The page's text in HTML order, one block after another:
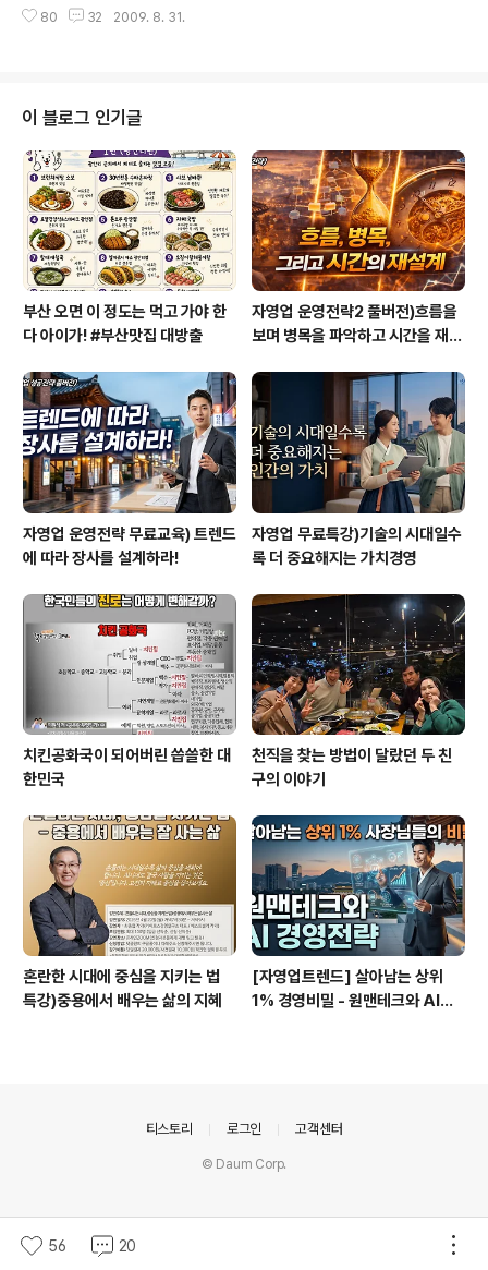
대학 졸업예정자들의 한 단면을 잘 보여주는 것 같아서 이
들도 있다. 물론 연구 중심의 교수라면 그렇게 해야 될 필요
대학의 취업지원센터의 선생님으로부터 들은 이야기다. 이
분은 대학에 들어오기 전 기업의 인사담당자로 일했다고
한다. 그때의 이야기를 하나 들려주었는데 너무 감동이 되
어서 이야기를 공개한다. 당시 기업 인사담당자로 재직하
다가 보니 여러 대학에서 졸업생들을 채용해달라고 찾아오
는 학교 관계자들이 많았다고 한다. 그런 ..
80 32 2009. 8. 31.
이 블로그 인기글
부산 오면 이 정도는 먹고 가야 한
다 아이가! #부산맛집 대방출
자영업 운영전략2 풀버전)흐름을
보며 병목을 파악하고 시간을 재설
자영업 운영전략 무료교육) 트렌드
에 따라 장사를 설계하라!
자영업 무료특강)기술의 시대일수
록 더 중요해지는 가치경영
치킨공화국이 되어버린 씁쓸한 대
한민국
천직을 찾는 방법이 달랐던 두 친
구의 이야기
혼란한 시대에 중심을 지키는 법
특강)중용에서 배우는 삶의 지혜
[자영업트렌드] 살아남는 상위
1% 경영비밀 - 원맨테크와 AI경
56 20
티스토리 로그인 고객센터
© Daum Corp.